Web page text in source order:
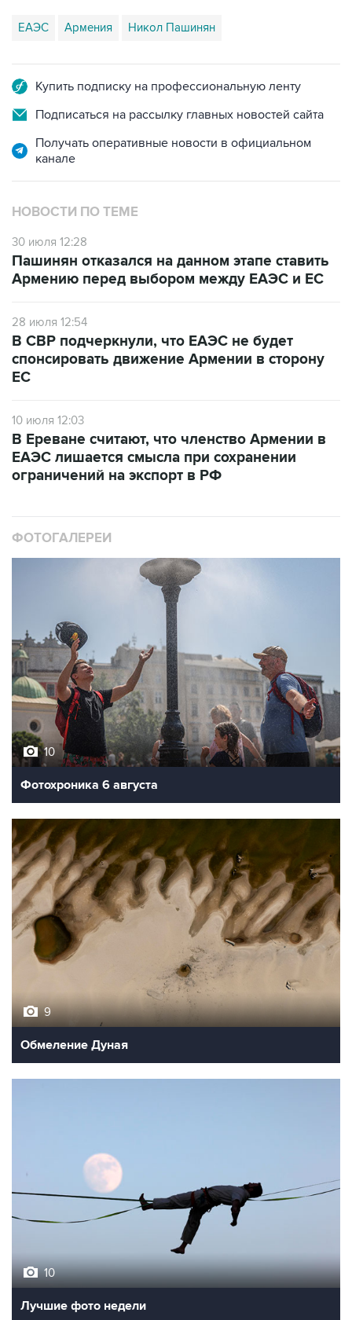
ЕАЭС Армения Никол Пашинян
Купить подписку на профессиональную ленту
Подписаться на рассылку главных новостей сайта
Получать оперативные новости в официальном
канале
НОВОСТИ ПО ТЕМЕ
30 июля 12:28
Пашинян отказался на данном этапе ставить
Армению перед выбором между ЕАЭС и ЕС
28 июля 12:54
В СВР подчеркнули, что ЕАЭС не будет
спонсировать движение Армении в сторону
ЕС
10 июля 12:03
В Ереване считают, что членство Армении в
ЕАЭС лишается смысла при сохранении
ограничений на экспорт в РФ
ФОТОГАЛЕРЕИ
10
Фотохроника 6 августа
9
Обмеление Дуная
10
Лучшие фото недели